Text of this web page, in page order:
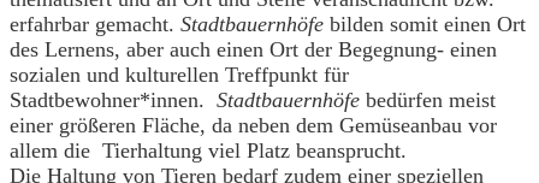
erfahrbar gemacht. Stadtbauernhöfe bilden somit einen Ort
des Lernens, aber auch einen Ort der Begegnung- einen
sozialen und kulturellen Treffpunkt für
Stadtbewohner*innen. Stadtbauernhöfe bedürfen meist
einer größeren Fläche, da neben dem Gemüseanbau vor
allem die Tierhaltung viel Platz beansprucht.
Die Haltung von Tieren bedarf zudem einer speziellen